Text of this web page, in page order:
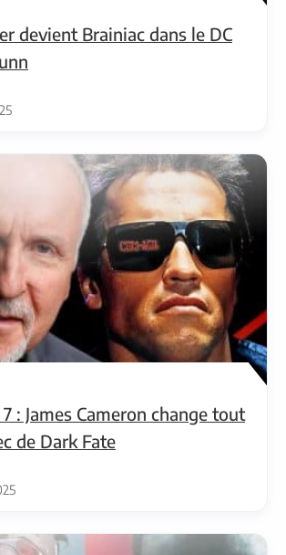
devient Brainiac dans le DC
: James Cameron change tout
de Dark Fate